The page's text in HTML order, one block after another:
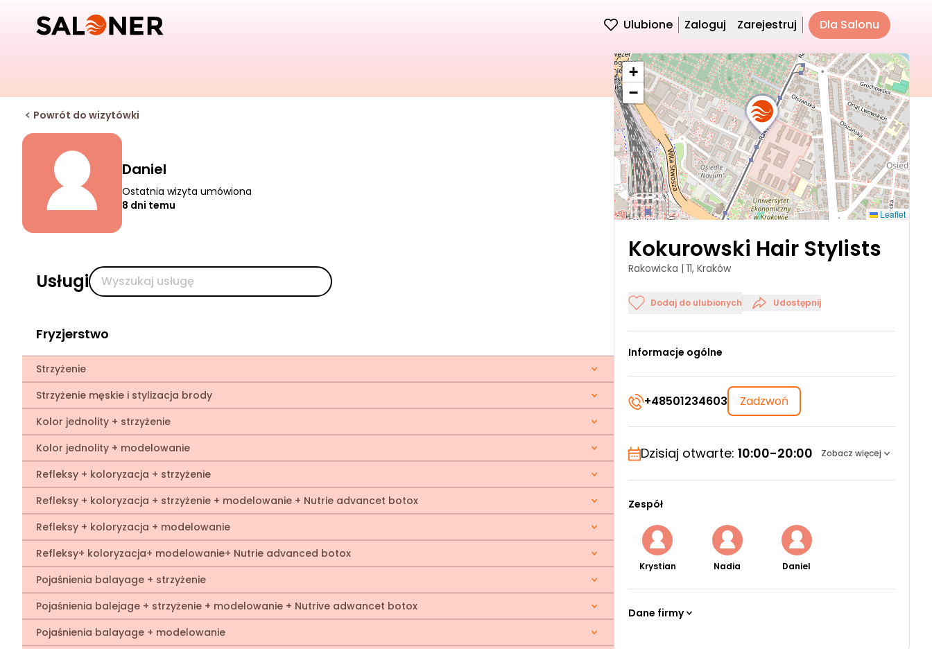
Ulubione Zaloguj Zarejestruj Dla Salonu
Powrót do wizytówki
Daniel
Ostatnia wizyta umówiona
8 dni temu
Usługi
Fryzjerstwo
Strzyżenie
Strzyżenie męskie i stylizacja brody
Kolor jednolity + strzyżenie
Kolor jednolity + modelowanie
Refleksy + koloryzacja + strzyżenie
Refleksy + koloryzacja + strzyżenie + modelowanie + Nutrie advancet botox
Refleksy + koloryzacja + modelowanie
Refleksy+ koloryzacja+ modelowanie+ Nutrie advanced botox
Pojaśnienia balayage + strzyżenie
Pojaśnienia balejage + strzyżenie + modelowanie + Nutrive adwancet botox
Pojaśnienia balayage + modelowanie
+
−
Leaflet
Kokurowski Hair Stylists
Rakowicka | 11, Kraków
Dodaj do ulubionych Udostępnij
Informacje ogólne
+48501234603 Zadzwoń
Dzisiaj otwarte:10:00-20:00 Zobacz więcej
Zespół
Krystian Nadia Daniel
Dane firmy